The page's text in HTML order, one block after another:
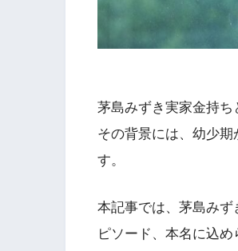
茅島みずき実家金持ち
その背景には、幼少
す。
本記事では、茅島み
ピソード、本名に込